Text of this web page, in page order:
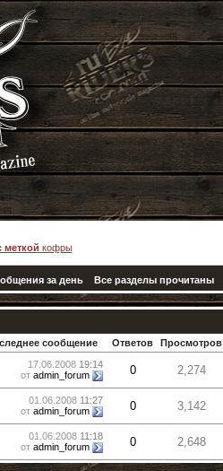
меткой кофры
за день Все разделы прочитаны
сообщение Ответов Просмотров
17.06.2008 19:14
от admin_forum 0 2,274
01.06.2008 11:27
от admin_forum 0 3,142
01.06.2008 11:18
от admin_forum 0 2,648